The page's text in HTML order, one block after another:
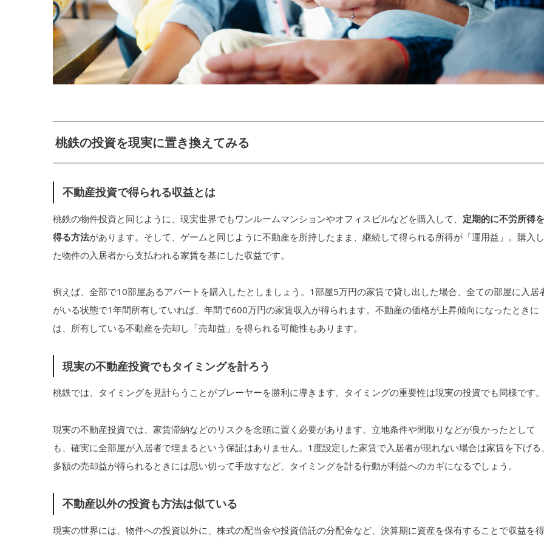
桃鉄の投資を現実に置き換えてみる
不動産投資で得られる収益とは
桃鉄の物件投資と同じように、現実世界でもワンルームマンションやオフィスビルなどを購入して、 定期的に不労所得を
得る方法があります。そして、ゲームと同じように不動産を所持したまま、継続して得られる所得が「運用益」。購入し
た物件の入居者から支払われる家賃を基にした収益です。
例えば、全部で10部屋あるアパートを購入したとしましょう。1部屋5万円の家賃で貸し出した場合、全ての部屋に入居
がいる状態で1年間所有していれば、年間で600万円の家賃収入が得られます。不動産の価格が上昇傾向になったときに
は、所有している不動産を売却し「売却益」を得られる可能性もあります。
現実の不動産投資でもタイミングを計ろう
桃鉄では、タイミングを見計らうことがプレーヤーを勝利に導きます。タイミングの重要性は現実の投資でも同様です。
現実の不動産投資では、家賃滞納などのリスクを念頭に置く必要があります。立地条件や間取りなどが良かったとして
も、確実に全部屋が入居者で埋まるという保証はありません。1度設定した家賃で入居者が現れない場合は家賃を下げる
多額の売却益が得られるときには思い切って手放すなど、タイミングを計る行動が利益へのカギになるでしょう。
不動産以外の投資も方法は似ている
現実の世界には、物件への投資以外に、株式の配当金や投資信託の分配金など、決算期に資産を保有することで収益を得